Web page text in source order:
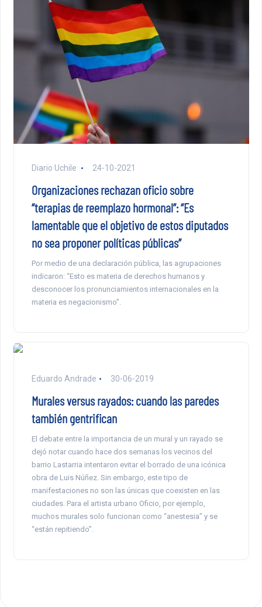
Diario Uchile 24-10-2021
Organizaciones rechazan oficio sobre
“terapias de reemplazo hormonal”: “Es
lamentable que el objetivo de estos diputados
no sea proponer políticas públicas”
Por medio de una declaración pública, las agrupaciones
indicaron: “Esto es materia de derechos humanos y
desconocer los pronunciamientos internacionales en la
materia es negacionismo”.
Eduardo Andrade 30-06-2019
Murales versus rayados: cuando las paredes
también gentrifican
El debate entre la importancia de un mural y un rayado se
dejó notar cuando hace dos semanas los vecinos del
barrio Lastarria intentaron evitar el borrado de una icónica
obra de Luis Núñez. Sin embargo, este tipo de
manifestaciones no son las únicas que coexisten en las
ciudades. Para el artista urbano Oficio, por ejemplo,
muchos murales solo funcionan como “anestesia” y se
“están repitiendo”.